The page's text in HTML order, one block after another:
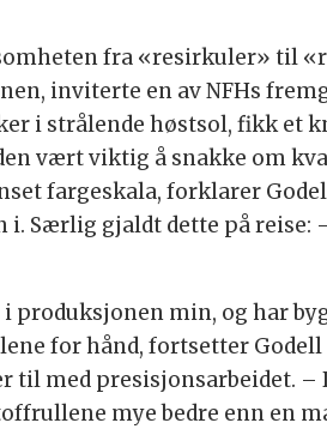
fra «resirkuler» til
inviterte en av NFHs
i strålende høstsol, fikk et
vært viktig å snakke om
fargeskala, forklarer
Særlig gjaldt dette på reise:
min, og har
for hånd, fortsetter Godell
med presisjonsarbeidet. –
mye bedre enn en